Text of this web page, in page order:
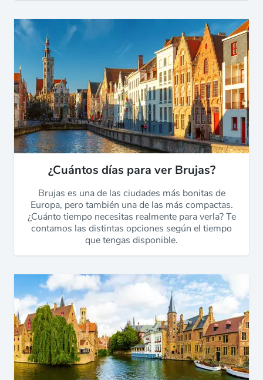
¿Cuántos días para ver Brujas?
Brujas es una de las ciudades más bonitas de
Europa, pero también una de las más compactas.
¿Cuánto tiempo necesitas realmente para verla? Te
contamos las distintas opciones según el tiempo
que tengas disponible.